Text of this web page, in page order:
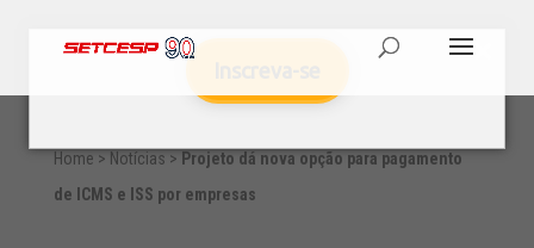
Home > Notícias > Projeto dá nova opção para pagamento
de ICMS e ISS por empresas